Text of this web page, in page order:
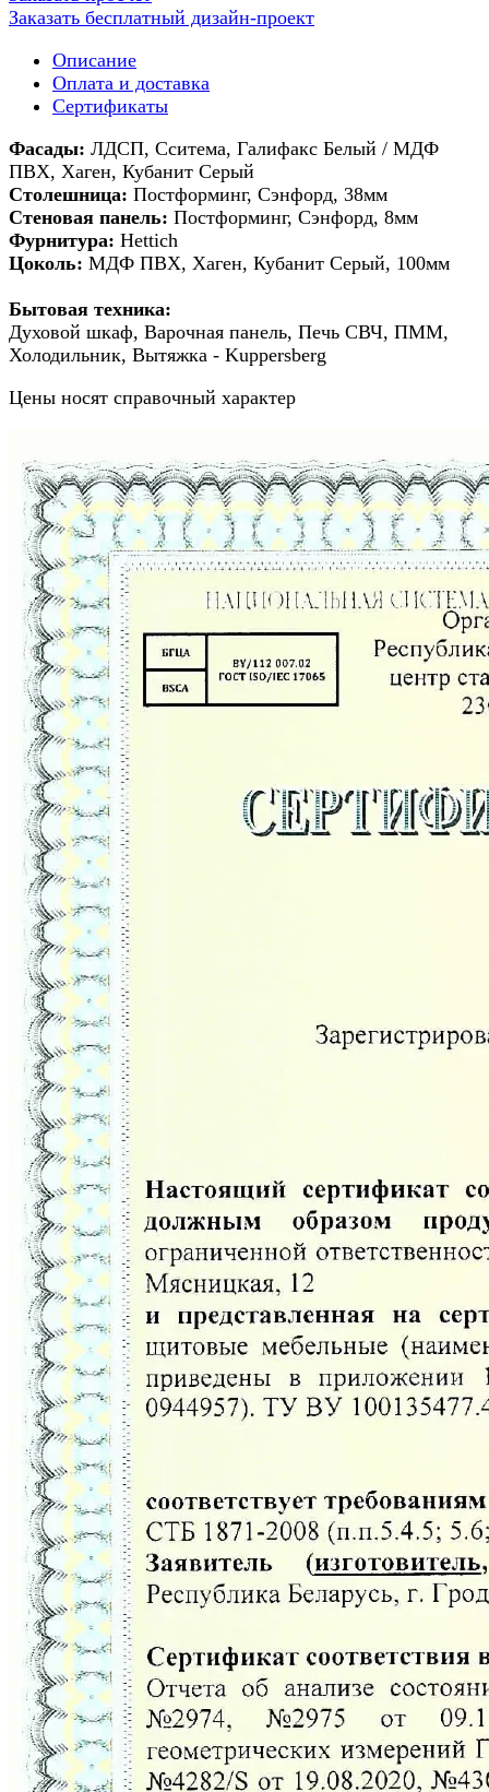
Заказать бесплатный дизайн-проект
Описание
Оплата и доставка
Сертификаты
Фасады: ЛДСП, Сситема, Галифакс Белый / МДФ
ПВХ, Хаген, Кубанит Серый
Столешница: Постформинг, Сэнфорд, 38мм
Стеновая панель: Постформинг, Сэнфорд, 8мм
Фурнитура: Hettich
Цоколь: МДФ ПВХ, Хаген, Кубанит Серый, 100мм
Бытовая техника:
Духовой шкаф, Варочная панель, Печь СВЧ, ПММ,
Холодильник, Вытяжка - Kuppersberg
Цены носят справочный характер